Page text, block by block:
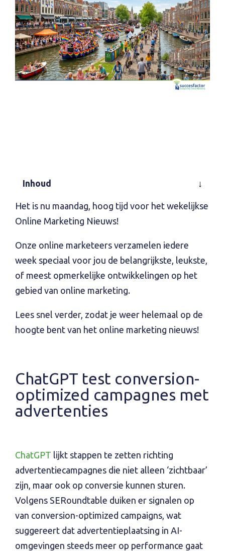
Inhoud
Het is nu maandag, hoog tijd voor het wekelijkse
Online Marketing Nieuws!
Onze online marketeers verzamelen iedere
week speciaal voor jou de belangrijkste, leukste,
of meest opmerkelijke ontwikkelingen op het
gebied van online marketing.
Lees snel verder, zodat je weer helemaal op de
hoogte bent van het online marketing nieuws!
ChatGPT test conversion-
optimized campagnes met
advertenties
ChatGPT lijkt stappen te zetten richting
advertentiecampagnes die niet alleen ‘zichtbaar’
zijn, maar ook op conversie kunnen sturen.
Volgens SERoundtable duiken er signalen op
van conversion-optimized campaigns, wat
suggereert dat advertentieplaatsing in AI-
omgevingen steeds meer op performance gaat